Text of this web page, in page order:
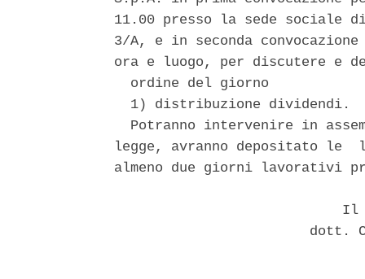
11.00 presso la sede sociale
3/A, e in seconda
ora e luogo, per discutere e
  ordine del giorno
  1) distribuzione dividendi.
Potranno intervenire in
legge, avranno depositato
almeno due giorni lavorativi
dott.